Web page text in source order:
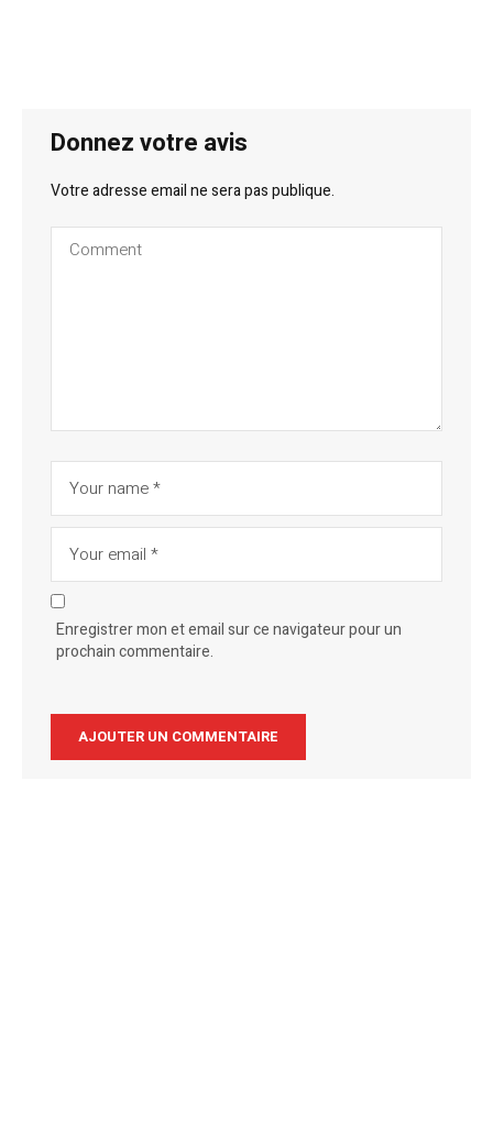
Donnez votre avis
Votre adresse email ne sera pas publique.
Enregistrer mon et email sur ce navigateur pour un
prochain commentaire.